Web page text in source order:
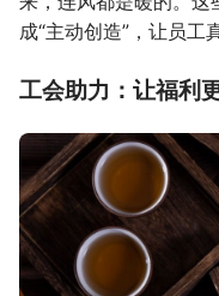
成“主动创造”，让员工
工会助力：让福利